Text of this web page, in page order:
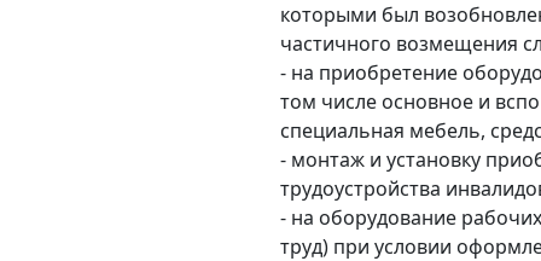
которыми был
частичного возмещения
- на приобретение
том числе основное и
специальная мебель,
- монтаж и установку
трудоустройства
- на оборудование
труд) при условии